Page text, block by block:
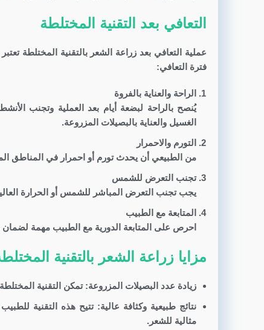
التعافي بعد التقنية المختلطة
عملية التعافي بعد زراعة الشعر بالتقنية المختلطة
فترة التعافي:
الراحة والعناية بالفروة
يُنصح بالراحة لبضعة أيام بعد العملية وتجنب
الغسيل والعناية بالبصيلات المزروعة.
التورم والاحمرار
من الطبيعي أن يحدث تورم أو احمرار في المناطق
تجنب التعرض للشمس
يجب تجنب التعرض المباشر للشمس أو الحرارة
المتابعة مع الطبيب
احرص على المتابعة الدورية مع الطبيب مهمة
مزايا زراعة الشعر بالتقنية
زيادة عدد البصيلات المزروعة: تمكن التقنية
نتائج طبيعية وكثافة عالية: تتيح هذه التقنية
مثالية للشعر.